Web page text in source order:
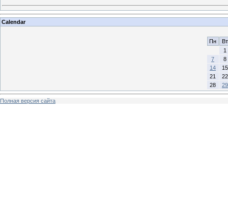
Calendar
Пн
Вт
1
7
8
14
15
21
22
28
29
Полная версия сайта